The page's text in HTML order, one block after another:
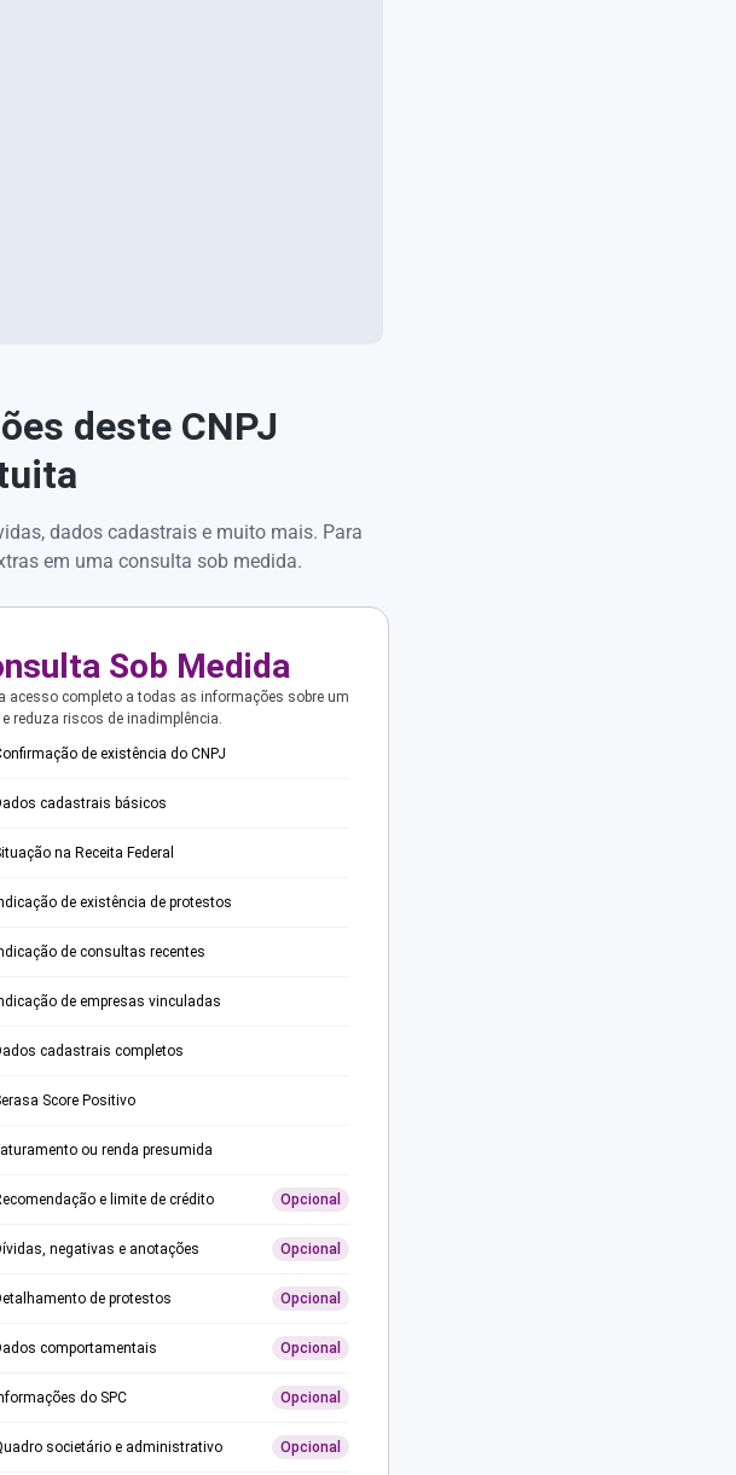
deste CNPJ
dados cadastrais e muito mais. Para
em uma consulta sob medida.
Sob Medida
acesso completo a todas as informações sobre um
e reduza riscos de inadimplência.
de existência do CNPJ
cadastrais básicos
na Receita Federal
de existência de protestos
de consultas recentes
de empresas vinculadas
cadastrais completos
Score Positivo
ou renda presumida
e limite de crédito Opcional
negativas e anotações Opcional
de protestos Opcional
comportamentais Opcional
do SPC Opcional
societário e administrativo Opcional